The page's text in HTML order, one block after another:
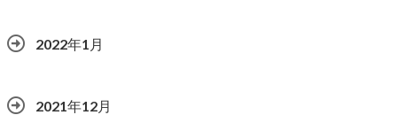
2022年1月
2021年12月